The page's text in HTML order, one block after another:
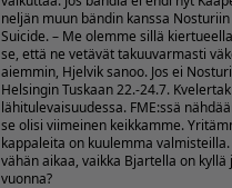
neljän muun bändin kanssa
Suicide. – Me olemme sillä
se, että ne vetävät takuuvarmasti
aiemmin, Hjelvik sanoo. Jos ei
Helsingin Tuskaan 22.-24.7.
lähitulevaisuudessa. FME:ssä
se olisi viimeinen keikkamme.
kappaleita on kuulemma
vähän aikaa, vaikka Bjartella on
vuonna?